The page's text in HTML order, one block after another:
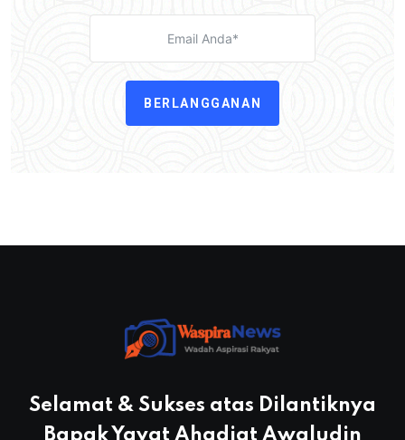
BERLANGGANAN
Selamat & Sukses atas Dilantiknya
Bapak Yayat Ahadiat Awaludin